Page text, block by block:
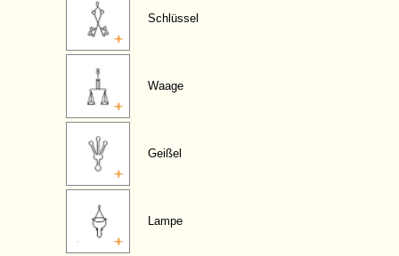
Schlüssel
Waage
Geißel
Lampe